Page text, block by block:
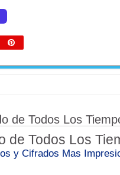
de Todos Los
de Todos Los
y Cifrados Mas